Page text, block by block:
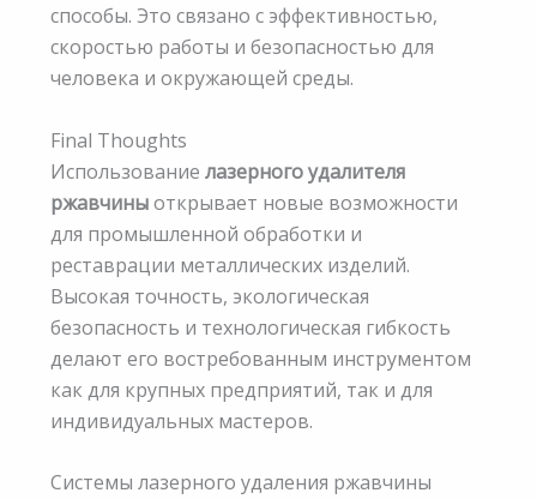
способы. Это связано с эффективностью,
скоростью работы и безопасностью для
человека и окружающей среды.
Final Thoughts
Использование лазерного удалителя
ржавчиныоткрывает новые возможности
для промышленной обработки и
реставрации металлических изделий.
Высокая точность, экологическая
безопасность и технологическая гибкость
делают его востребованным инструментом
как для крупных предприятий, так и для
индивидуальных мастеров.
Системы лазерного удаления ржавчины